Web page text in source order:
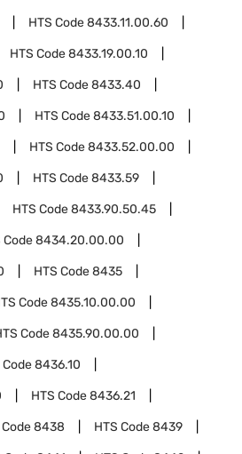
HTS Code8433.11.00.60
HTS Code8433.19.00.10
HTS Code8433.40
HTS Code8433.51.00.10
HTS Code8433.52.00.00
HTS Code8433.59
HTS Code8433.90.50.45
Code8434.20.00.00
HTS Code8435
Code8435.10.00.00
Code8435.90.00.00
Code8436.10
HTS Code8436.21
Code8438 HTS Code8439